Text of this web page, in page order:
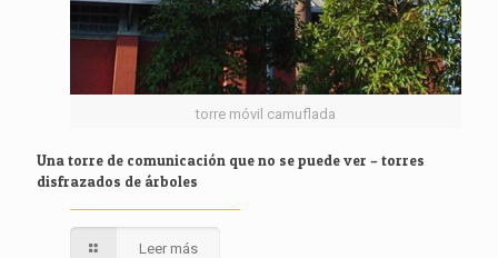
torre móvil camuflada
Una torre de comunicación que no se puede ver – torres
disfrazados de árboles
Leer más